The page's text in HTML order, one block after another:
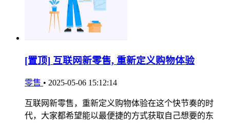
[置顶] 互联网新零售, 重新定义购物体验
零售 • 2025-05-06 15:12:14
互联网新零售，重新定义购物体验在这个快节奏的时
代，大家都希望能以最便捷的方式获取自己想要的东